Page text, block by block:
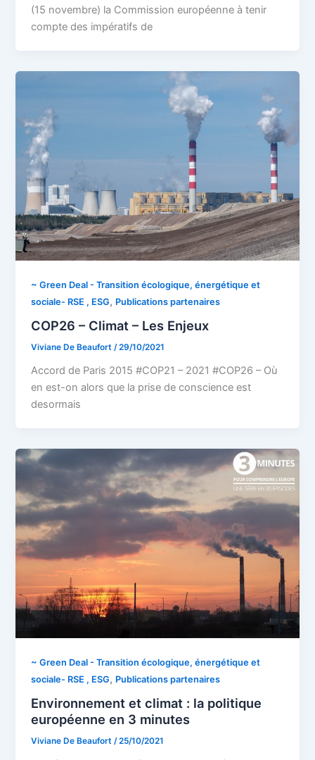
(15 novembre) la Commission européenne à tenir
compte des impératifs de
~ Green Deal - Transition écologique, énergétique et
sociale- RSE , ESG, Publications partenaires
COP26 – Climat – Les Enjeux
Viviane De Beaufort/29/10/2021
Accord de Paris 2015 #COP21 – 2021 #COP26 – Où
en est-on alors que la prise de conscience est
desormais
~ Green Deal - Transition écologique, énergétique et
sociale- RSE , ESG, Publications partenaires
Environnement et climat : la politique
européenne en 3 minutes
Viviane De Beaufort/25/10/2021